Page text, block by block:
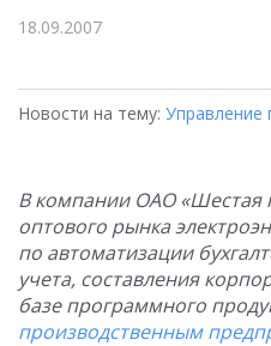
18.09.2007
Новости на тему: Управление
В компании ОАО «Шестая
оптового рынка
по автоматизации
учета, составления
базе программного
производственным